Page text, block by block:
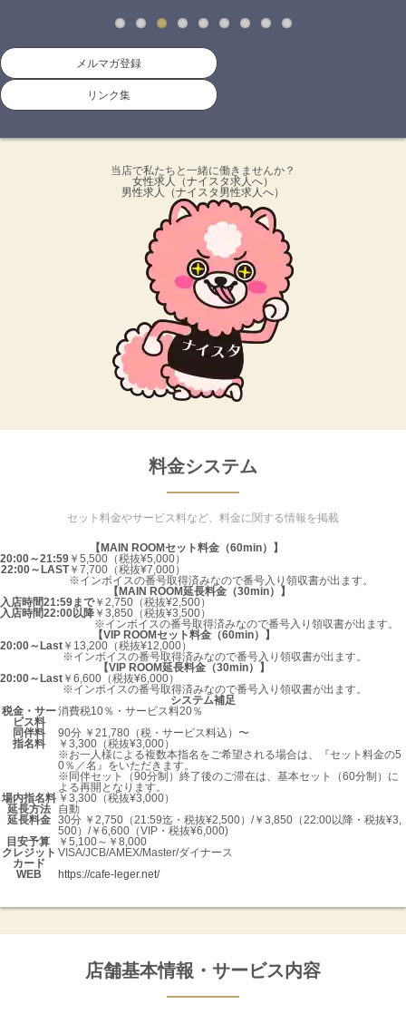
メルマガ登録
リンク集
当店で私たちと一緒に働きませんか？
女性求人
（ナイスタ求人へ）
男性求人
（ナイスタ男性求人へ）
料金システム
セット料金やサービス料など、料金に関する情報を掲載
【MAIN ROOMセット料金（60min）】
20:00～21:59 ￥5,500（税抜¥5,000）
22:00～LAST￥7,700（税抜¥7,000）
※インボイスの番号取得済みなので番号入り領収書が出ます。
【MAIN ROOM延長料金（30min）】
入店時間21:59まで￥2,750（税抜¥2,500）
入店時間22:00以降 ￥3,850（税抜¥3,500）
※インボイスの番号取得済みなので番号入り領収書が出ます。
【VIP ROOMセット料金（60min）】
20:00～Last ￥13,200（税抜¥12,000）
※インボイスの番号取得済みなので番号入り領収書が出ます。
【VIP ROOM延長料金（30min）】
20:00～Last ￥6,600（税抜¥6,000）
※インボイスの番号取得済みなので番号入り領収書が出ます。
システム補足
税金・サー
ビス料
消費税10％・サービス料20％
同伴料
90分 ￥21,780（税・サービス料込）〜
指名料
￥3,300（税抜¥3,000）
※お一人様による複数本指名をご希望される場合は、『セット料金の5
0％／名』をいただきます。
※同伴セット（90分制）終了後のご滞在は、基本セット（60分制）に
よる再開となります。
場内指名料 ￥3,300（税抜¥3,000）
延長方法
自動
延長料金 30分 ￥2,750（21:59迄・税抜¥2,500）/￥3,850（22:00以降・税抜¥3,
500）/￥6,600（VIP・税抜¥6,000)
目安予算
￥5,100～￥8,000
クレジット
カード
VISA/JCB/AMEX/Master/ダイナース
WEB
https://cafe-leger.net/
店舗基本情報・サービス内容